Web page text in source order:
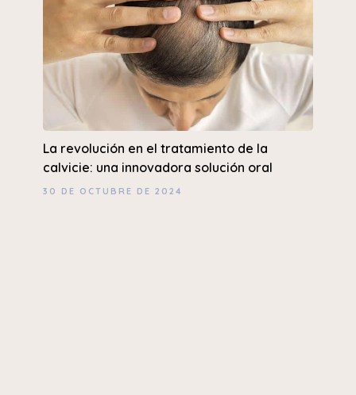
La revolución en el tratamiento de la
calvicie: una innovadora solución oral
30 DE OCTUBRE DE 2024